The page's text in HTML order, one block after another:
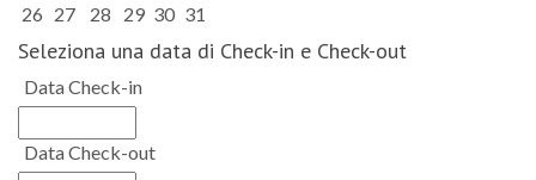
26 27 28 29 30 31
Seleziona una data di Check-in e Check-out
Data Check-in
Data Check-out